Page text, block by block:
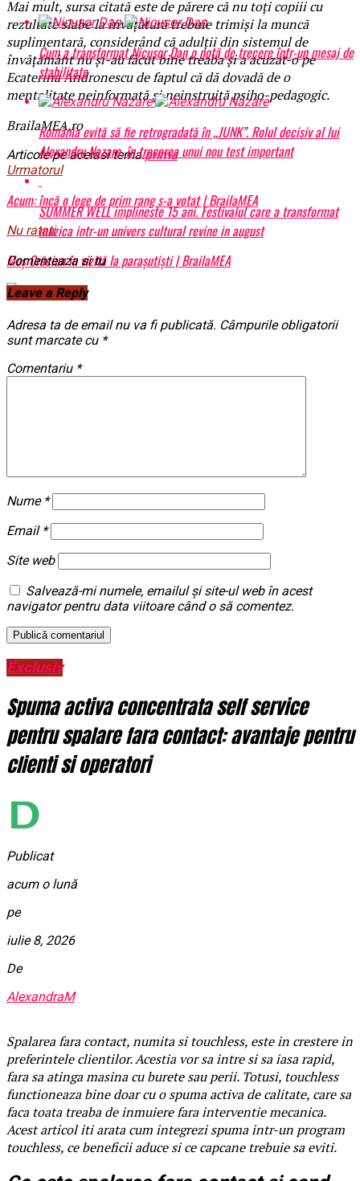
Mai mult, sursa citată este de părere că nu toţi copiii cu
rezultate slabe la învăţătură trebuie trimişi la muncă
suplimentară, considerând că adulţii din sistemul de
învăţământ nu şi-au făcut bine treaba şi a acuzat-o pe
Ecaterina Andronescu de faptul că dă dovadă de o
mentalitate neinformată şi neinstruită psiho-pedagogic.
BrailaMEA.ro
Articole pe aceiasi tema:prima
Urmatorul
Acum: încă o lege de prim rang s-a votat | BrailaMEA
Nu ratati
Moș Crăciun în vizită la parașutiști | BrailaMEA
Cum a transformat Nicușor Dan o notă de trecere într-un mesaj de
stabilitate
România evită să fie retrogradată în „JUNK”. Rolul decisiv al lui
Alexandru Nazare, în trecerea unui nou test important
SUMMER WELL implineste 15 ani. Festivalul care a transformat
muzica intr-un univers cultural revine in august
Comenteaza si tu
Leave a Reply
Adresa ta de email nu va fi publicată. Câmpurile obligatorii
sunt marcate cu *
Comentariu *
Nume *
Email *
Site web
Salvează-mi numele, emailul și site-ul web în acest
navigator pentru data viitoare când o să comentez.
Exclusiv
Spuma activa concentrata self service
pentru spalare fara contact: avantaje pentru
clienti si operatori
Publicat
acum o lună
pe
iulie 8, 2026
De
AlexandraM
Spalarea fara contact, numita si touchless, este in crestere in
preferintele clientilor. Acestia vor sa intre si sa iasa rapid,
fara sa atinga masina cu burete sau perii. Totusi, touchless
functioneaza bine doar cu o spuma activa de calitate, care sa
faca toata treaba de inmuiere fara interventie mecanica.
Acest articol iti arata cum integrezi spuma intr-un program
touchless, ce beneficii aduce si ce capcane trebuie sa eviti.